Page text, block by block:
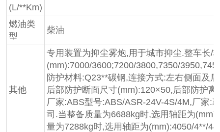
(L/**Km)
燃油类
型
柴油
其他
专用装置为抑尘雾炮,用于城市抑尘.整车长/
(mm):7000/3600;7200/3800,7350/
防护材料:Q23**碳钢,连接方式:左右侧面及
后部防护断面尺寸(mm):120×50,后部防护
厂家:ABS型号:ABS/ASR-24V-4S/4M,厂家:
司.当整备质量为6688kg时,选用轴距为
量为7288kg时,选用轴距为(mm):4050/4**/